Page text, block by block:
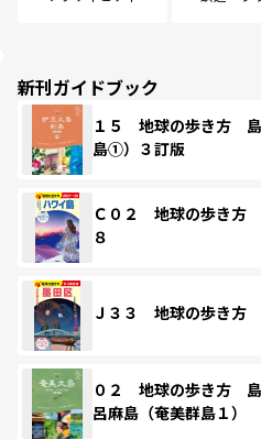
新刊ガイドブック
１５ 地球の歩き方
島①）３訂版
Ｃ０２ 地球の歩き方
８
Ｊ３３ 地球の歩き方
０２ 地球の歩き方
呂麻島（奄美群島１）